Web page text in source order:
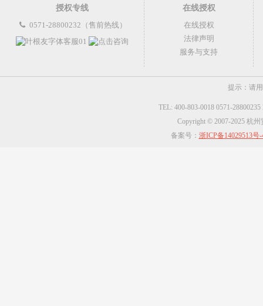
授权专线
0571-28800232（售前热线）
在线授权
在线授权
法律声明
服务与支持
提示：请
TEL: 400-803-0018 0571-
Copyright © 2007-2025 杭
备案号： 浙ICP备14029513号-